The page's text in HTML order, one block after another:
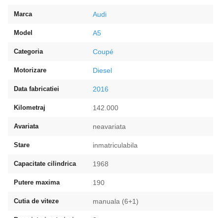
Marca Audi
Model A5
Categoria Coupé
Motorizare Diesel
Data fabricatiei 2016
Kilometraj 142.000
Avariata neavariata
Stare inmatriculabila
Capacitate cilindrica 1968
Putere maxima 190
Cutia de viteze manuala (6+1)